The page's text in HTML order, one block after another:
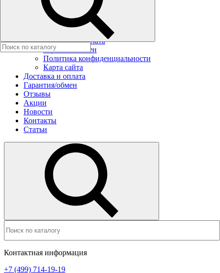
Новости
Контакты
Статьи
Доставка и оплата
Гарантия/обмен
Политика конфиденциальности
Карта сайта
Доставка и оплата
Гарантия/обмен
Отзывы
Акции
Новости
Контакты
Статьи
Контактная информация
+7 (499) 714-19-19